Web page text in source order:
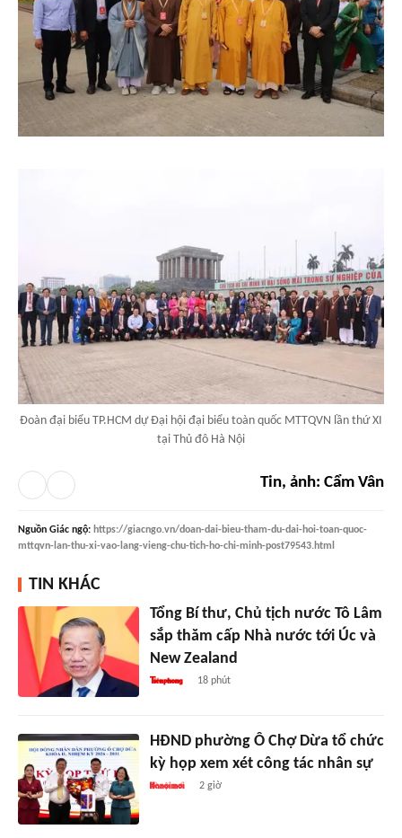
Đoàn đại biểu TP.HCM dự Đại hội đại biểu toàn quốc MTTQVN lần thứ XI
tại Thủ đô Hà Nội
Tin, ảnh: Cẩm Vân
Nguồn Giác ngộ: https://giacngo.vn/doan-dai-bieu-tham-du-dai-hoi-toan-quoc-
mttqvn-lan-thu-xi-vao-lang-vieng-chu-tich-ho-chi-minh-post79543.html
TIN KHÁC
Tổng Bí thư, Chủ tịch nước Tô Lâm
sắp thăm cấp Nhà nước tới Úc và
New Zealand
18 phút
HĐND phường Ô Chợ Dừa tổ chức
kỳ họp xem xét công tác nhân sự
2 giờ